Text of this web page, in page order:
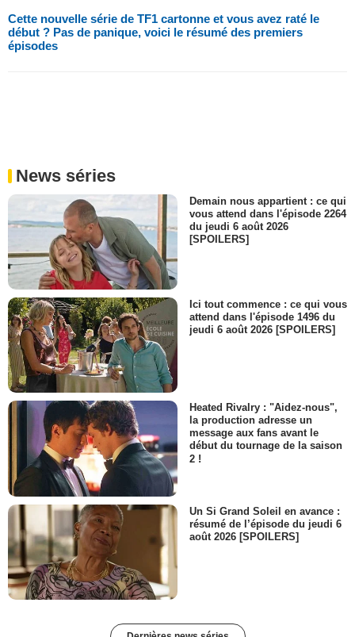
Cette nouvelle série de TF1 cartonne et vous avez raté le
début ? Pas de panique, voici le résumé des premiers
épisodes
News séries
Demain nous appartient : ce qui
vous attend dans l'épisode 2264
du jeudi 6 août 2026
[SPOILERS]
Ici tout commence : ce qui vous
attend dans l'épisode 1496 du
jeudi 6 août 2026 [SPOILERS]
Heated Rivalry : "Aidez-nous",
la production adresse un
message aux fans avant le
début du tournage de la saison
2 !
Un Si Grand Soleil en avance :
résumé de l’épisode du jeudi 6
août 2026 [SPOILERS]